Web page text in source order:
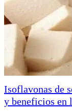
Isoflavonas de
y beneficios en